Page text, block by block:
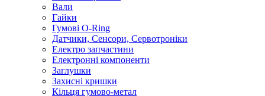
Вали
Гайки
Гумові O-Ring
Датчики, Сенсори, Сервотроніки
Електро запчастини
Електронні компоненти
Заглушки
Захисні кришки
Кільця гумово-метал